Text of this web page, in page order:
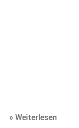
» Weiterlesen